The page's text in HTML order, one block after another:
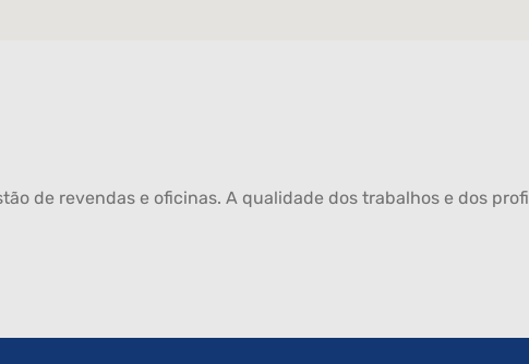
de revendas e oficinas. A qualidade dos trabalhos e dos